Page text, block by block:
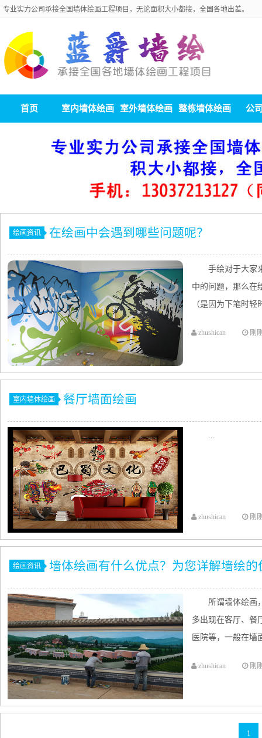
专业实力公司承接全国墙体绘画工程项目，无论面积大小都接，全国各地出差。
首页 室内墙体绘画 室外墙体绘画 整栋墙体绘画 公
绘画资讯 在绘画中会遇到哪些问题呢？
手绘对于大家
中的问题，那么在
（是因为下笔时
zhushican 刚
室内墙体绘画 餐厅墙面绘画
...
zhushican 刚
绘画资讯 墙体绘画有什么优点？为您详解墙绘的
所谓墙体绘画
多出现在客厅、餐
医院等，一般在墙
zhushican 刚
1